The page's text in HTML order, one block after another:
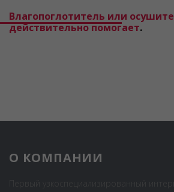
Влагопоглотитель или
действительно помогает.
О КОМПАНИИ